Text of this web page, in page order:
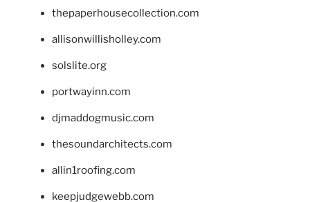
thepaperhousecollection.com
allisonwillisholley.com
solslite.org
portwayinn.com
djmaddogmusic.com
thesoundarchitects.com
allin1roofing.com
keepjudgewebb.com